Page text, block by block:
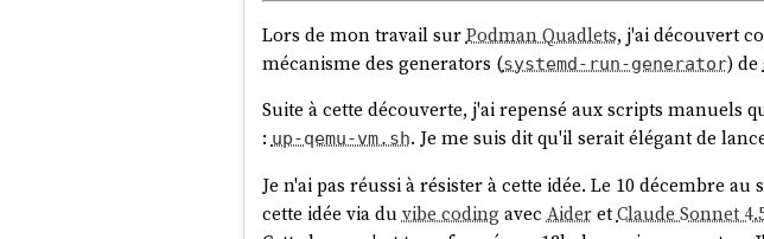
spécifique croisés avec d'autres sources, peuvent
identification.
Je pense qu'une bonne méthode pour estimer si c'est une
me donnait ce document et tous les indices disponibles
personne ? Si la réponse est oui, c'est une donnée de
mais « quelqu'un, avec les moyens raisonnables, pourrait-
Lors de mon travail surPodman Quadlets, j'ai découvert
mécanisme des generators (systemd-run-generator) de
Suite à cette découverte, j'ai repensé aux scripts
:up-qemu-vm.sh. Je me suis dit qu'il serait élégant de
Je n'ai pas réussi à résister à cette idée. Le 10 décembre
cette idée via du vibe codingavec AideretClaude Sonnet